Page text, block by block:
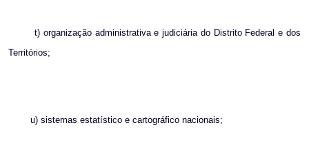
t) organização administrativa e judiciária do Distrito Federal e dos
Territórios;
u) sistemas estatístico e cartográfico nacionais;